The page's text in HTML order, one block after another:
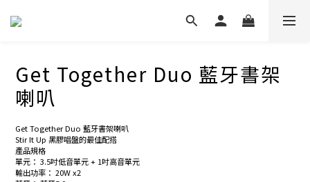
Get Together Duo 藍牙書架
喇叭
Get Together Duo 藍牙書架喇叭
Stir It Up 黑膠唱盤的最佳配搭
產品規格
單元： 3.5吋低音單元 + 1吋高音單元
輸出功率： 20W x2